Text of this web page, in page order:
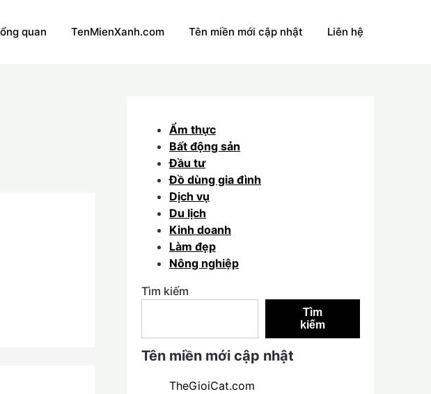
quan TenMienXanh.com Tên miền mới cập nhật Liên hệ
Ẩm thực
Bất động sản
Đầu tư
Đồ dùng gia đình
Dịch vụ
Du lịch
Kinh doanh
Làm đẹp
Nông nghiệp
Tìm kiếm
Tìm
kiếm
Tên miền mới cập nhật
TheGioiCat.com